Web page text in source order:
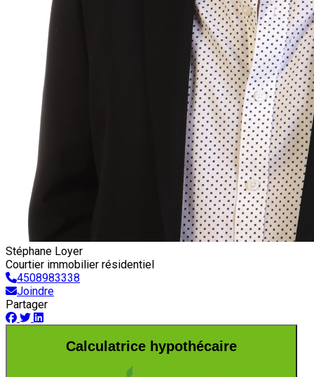
Stéphane Loyer
Courtier immobilier résidentiel
4508983338
Joindre
Partager
Calculatrice hypothécaire